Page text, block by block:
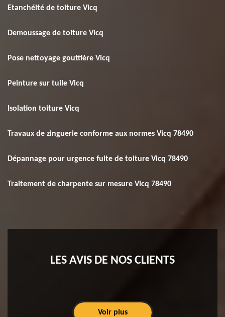
Etanchéité de toiture Vicq
Demoussage de toiture Vicq
Pose nettoyage gouttière Vicq
Peinture sur tuile Vicq
Isolation toiture Vicq
Travaux de zinguerie conforme aux normes Vicq 78490
Dépannage pour urgence fuite de toiture Vicq 78490
Traitement de charpente sur mesure Vicq 78490
LES AVIS DE NOS CLIENTS
Voir plus